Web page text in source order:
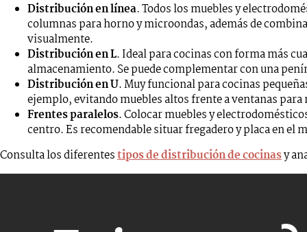
Distribución en línea. Todos los muebles y
columnas para horno y microondas, además de
visualmente.
Distribución en L. Ideal para cocinas con forma más
almacenamiento. Se puede complementar con una
Distribución en U. Muy funcional para cocinas
ejemplo, evitando muebles altos frente a ventanas
Frentes paralelos. Colocar muebles y
centro. Es recomendable situar fregadero y placa en el
Consulta los diferentestipos de distribución de cocinasy